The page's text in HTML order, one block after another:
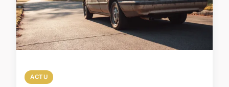
ACTU